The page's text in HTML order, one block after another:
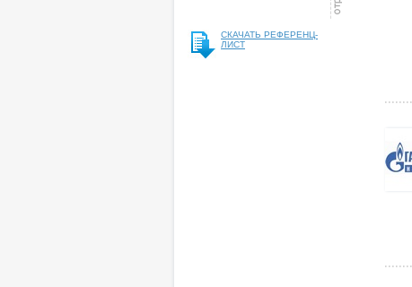
СКАЧАТЬ РЕФЕРЕНЦ-
ЛИСТ